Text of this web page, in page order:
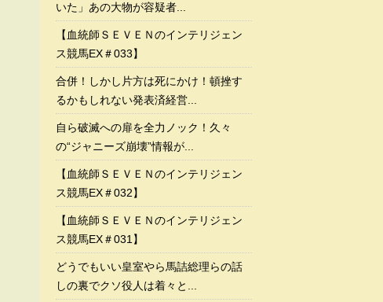
いた」あの大物が容疑者...
【血統師ＳＥＶＥＮのインテリジェン
ス競馬EX＃033】
合併！しかし片方は死にかけ！頓挫す
るかもしれない発表済経営...
自ら破滅への扉を全力ノック！久々
の“ジャニーズ崩壊”情報が...
【血統師ＳＥＶＥＮのインテリジェン
ス競馬EX＃032】
【血統師ＳＥＶＥＮのインテリジェン
ス競馬EX＃031】
どうでもいい皇室やら馬詰総理らの話
しの裏でクソ役人は着々と...